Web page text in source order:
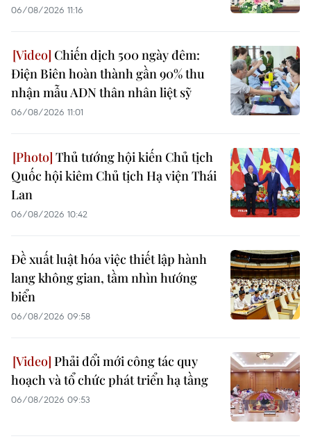
06/08/2026 11:16
Chiến dịch 500 ngày đêm:
Điện Biên hoàn thành gần 90% thu
nhận mẫu ADN thân nhân liệt sỹ
06/08/2026 11:01
Thủ tướng hội kiến Chủ tịch
Quốc hội kiêm Chủ tịch Hạ viện Thái
Lan
06/08/2026 10:42
Đề xuất luật hóa việc thiết lập hành
lang không gian, tầm nhìn hướng
biển
06/08/2026 09:58
Phải đổi mới công tác quy
hoạch và tổ chức phát triển hạ tầng
06/08/2026 09:53